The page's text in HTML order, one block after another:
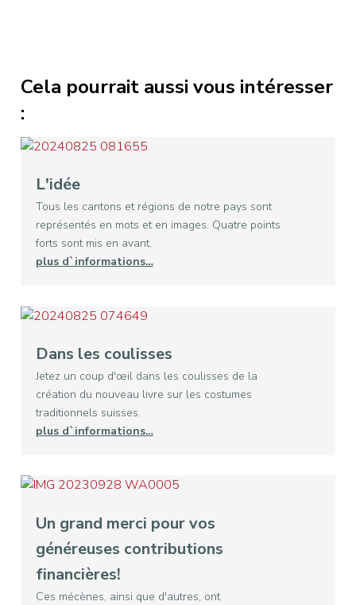
Cela pourrait aussi vous intéresser
:
L'idée
Tous les cantons et régions de notre pays sont
représentés en mots et en images. Quatre points
forts sont mis en avant.
plus d`informations…
Dans les coulisses
Jetez un coup d'œil dans les coulisses de la
création du nouveau livre sur les costumes
traditionnels suisses.
plus d`informations…
Un grand merci pour vos
généreuses contributions
financières!
Ces mécènes, ainsi que d'autres, ont